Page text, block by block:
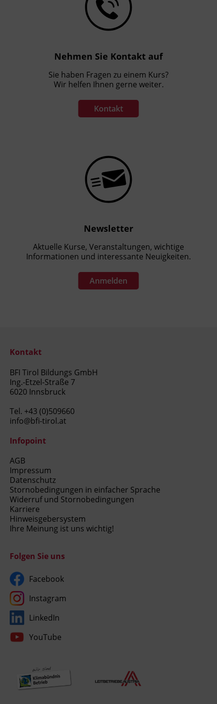
Nehmen Sie Kontakt auf
Sie haben Fragen zu einem Kurs?
Wir helfen Ihnen gerne weiter.
Kontakt
Newsletter
Aktuelle Kurse, Veranstaltungen, wichtige
Informationen und interessante Neuigkeiten.
Anmelden
Kontakt
BFI Tirol Bildungs GmbH
Ing.-Etzel-Straße 7
6020 Innsbruck
Tel. +43 (0)509660
info@bfi-tirol.at
Infopoint
AGB
Impressum
Datenschutz
Stornobedingungen in einfacher Sprache
Widerruf und Stornobedingungen
Karriere
Hinweisgebersystem
Ihre Meinung ist uns wichtig!
Folgen Sie uns
Facebook
Instagram
LinkedIn
YouTube